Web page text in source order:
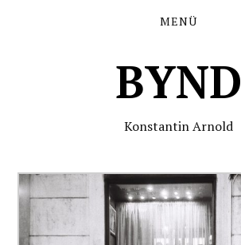
MENÜ
BYND
Konstantin Arnold